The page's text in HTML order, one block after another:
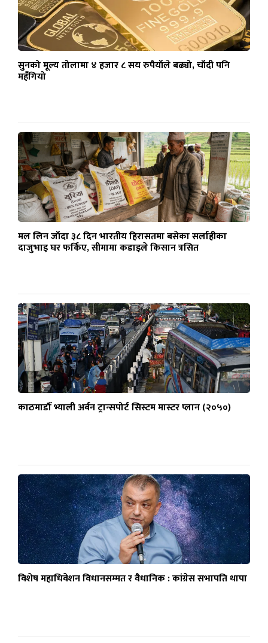
सुनको मूल्य तोलामा ४ हजार ८ सय रुपैयाँले बढ्यो, चाँदी पनि
महँगियो
मल लिन जाँदा ३८ दिन भारतीय हिरासतमा बसेका सर्लाहीका
दाजुभाइ घर फर्किए, सीमामा कडाइले किसान त्रसित
काठमाडौँ भ्याली अर्बन ट्रान्सपोर्ट सिस्टम मास्टर प्लान (२०५०)
विशेष महाधिवेशन विधानसम्मत र वैधानिक : कांग्रेस सभापति थापा